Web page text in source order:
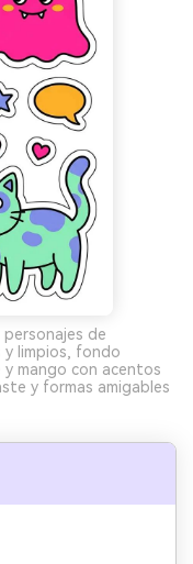
de
y limpios, fondo
mango con acentos
y formas amigables